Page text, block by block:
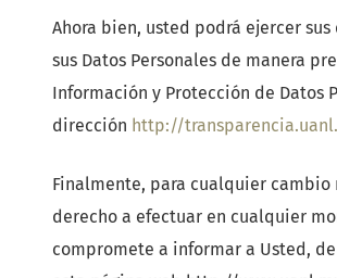
Ahora bien, usted podrá ejercer
sus Datos Personales de manera
Información y Protección de Datos
dirección http://
Finalmente, para cualquier cambio
derecho a efectuar en cualquier
compromete a informar a Usted,